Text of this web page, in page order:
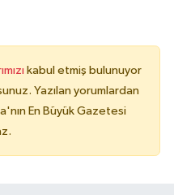
kabul etmiş bulunuyor
Yazılan yorumlardan
En Büyük Gazetesi